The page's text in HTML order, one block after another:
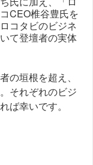
CEO椎谷豊氏を
コタビのビジネ
て登壇者の実体
の垣根を超え、
それぞれのビジ
ば幸いです。